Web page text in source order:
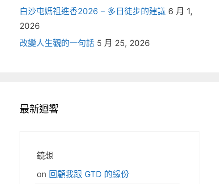
白沙屯媽祖進香2026 – 多日徒步的建議 6 月 1,
2026
改變人生觀的一句話 5 月 25, 2026
最新迴響
鏡想
on 回顧我跟 GTD 的緣份